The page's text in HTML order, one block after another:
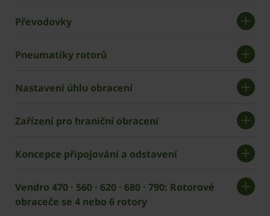
Převodovky
Pneumatiky rotorů
Nastavení úhlu obracení
Zařízení pro hraniční obracení
Koncepce připojování a odstavení
Vendro 470 · 560 · 620 · 680 · 790: Rotorové
obraceče se 4 nebo 6 rotory